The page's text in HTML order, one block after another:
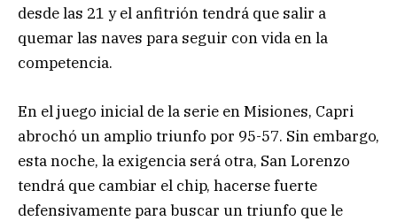
desde las 21 y el anfitrión tendrá que salir a
quemar las naves para seguir con vida en la
competencia.
En el juego inicial de la serie en Misiones, Capri
abrochó un amplio triunfo por 95-57. Sin embargo,
esta noche, la exigencia será otra, San Lorenzo
tendrá que cambiar el chip, hacerse fuerte
defensivamente para buscar un triunfo que le